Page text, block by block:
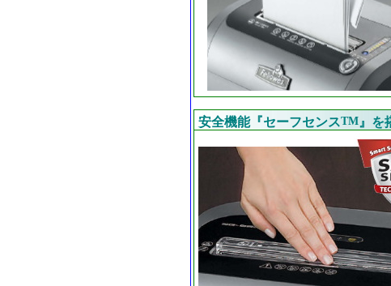
安全機能『セーフセンスTM 』を